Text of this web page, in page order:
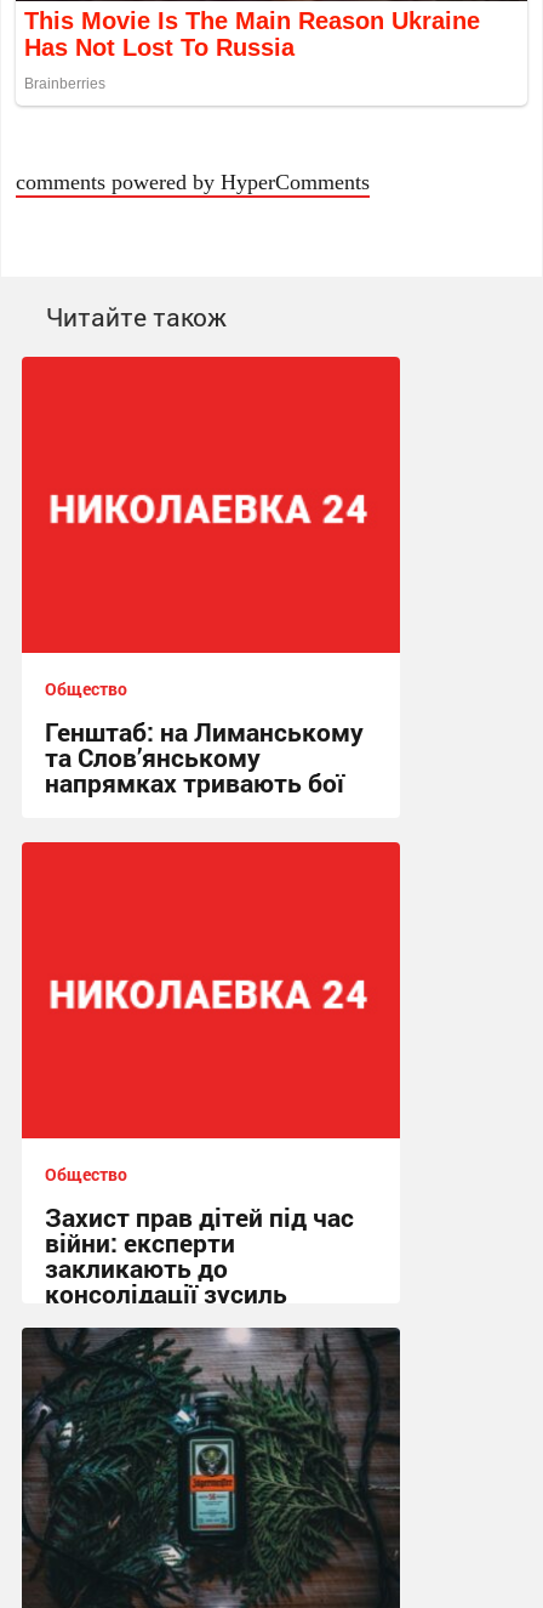
comments powered by HyperComments
Читайте також
Общество
Генштаб: на Лиманському
та Слов’янському
напрямках тривають бої
Общество
Захист прав дітей під час
війни: експерти
закликають до
консолідації зусиль
13:01, 15.02.2026